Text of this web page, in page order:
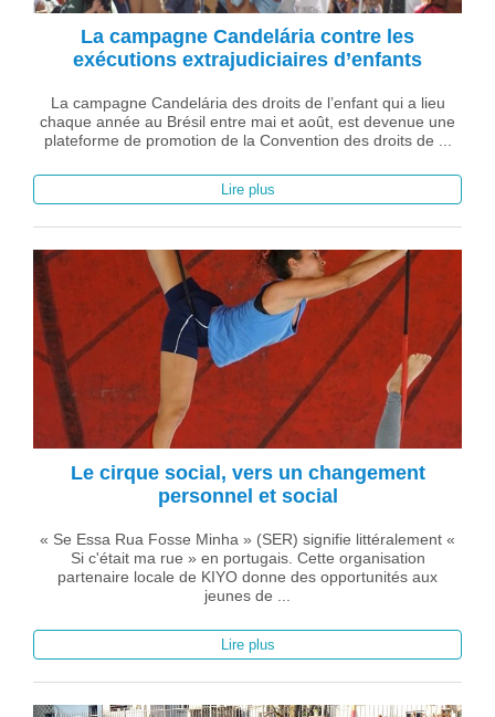
La campagne Candelária contre les
exécutions extrajudiciaires d’enfants
La campagne Candelária des droits de l’enfant qui a lieu
chaque année au Brésil entre mai et août, est devenue une
plateforme de promotion de la Convention des droits de ...
Lire plus
Le cirque social, vers un changement
personnel et social
« Se Essa Rua Fosse Minha » (SER) signifie littéralement «
Si c'était ma rue » en portugais. Cette organisation
partenaire locale de KIYO donne des opportunités aux
jeunes de ...
Lire plus